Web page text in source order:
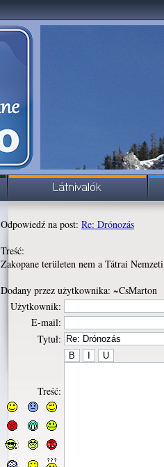
Odpowiedź na post: Re: Drónozás
Treść:
Zakopane területen nem a Tátrai
Dodany przez użytkownika: ~CsMarton
Użytkownik:
E-mail:
Tytuł:
Treść: